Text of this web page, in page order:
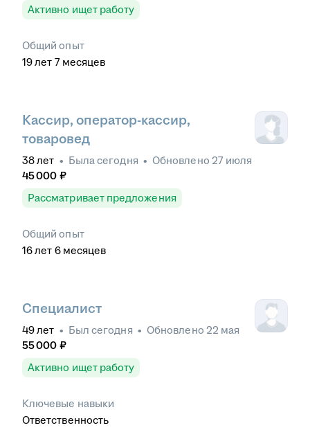
Активно ищет работу
Общий опыт
19лет 7 месяцев
Кассир, оператор-кассир,
товаровед
38лет • Быласегодня • Обновлено 27 июля
45 000 ₽
Рассматривает предложения
Общий опыт
16лет 6 месяцев
Специалист
49лет • Был сегодня • Обновлено 22 мая
55 000 ₽
Активно ищет работу
Ключевые навыки
Ответственность